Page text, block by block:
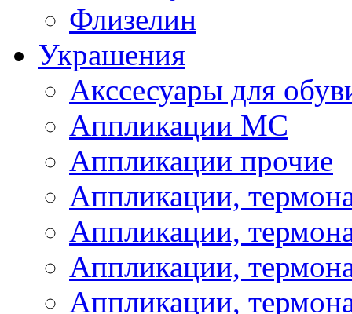
Флизелин
Украшения
Акссесуары для
Аппликации МС
Аппликации прочие
Аппликации,
Аппликации,
Аппликации,
Аппликации,